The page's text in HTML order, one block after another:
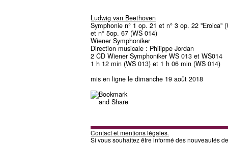
Ludwig van Beethoven
Symphonie n° 1 op. 21 et n° 3 op. 22 "Eroica"
et n° 5op. 67 (WS 014)
Wiener Symphoniker
Direction musicale : Philippe Jordan
2 CD Wiener Symphoniker WS 013 et WS014
1 h 12 min (WS 013) et 1 h 06 min (WS 014)
mis en ligne le dimanche 19 août 2018
Contact et mentions légales.
Si vous souhaitez être informé des nouveautés